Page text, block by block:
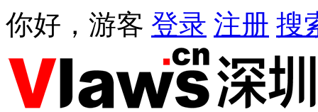
你好，游客 登录 注册 搜